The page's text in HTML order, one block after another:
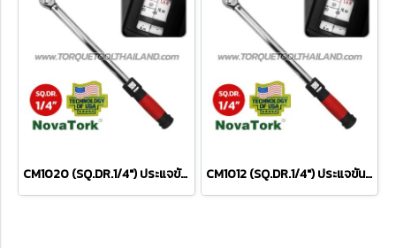
CM1020 (SQ.DR.1/4") ประแจขันปอนด์ 4.0-20 Nm / 30-180 IN.LBS. CM1012 (SQ.DR.1/4") ประแจขันปอนด์ 2.5-12 Nm / 20-105 IN.LBS.